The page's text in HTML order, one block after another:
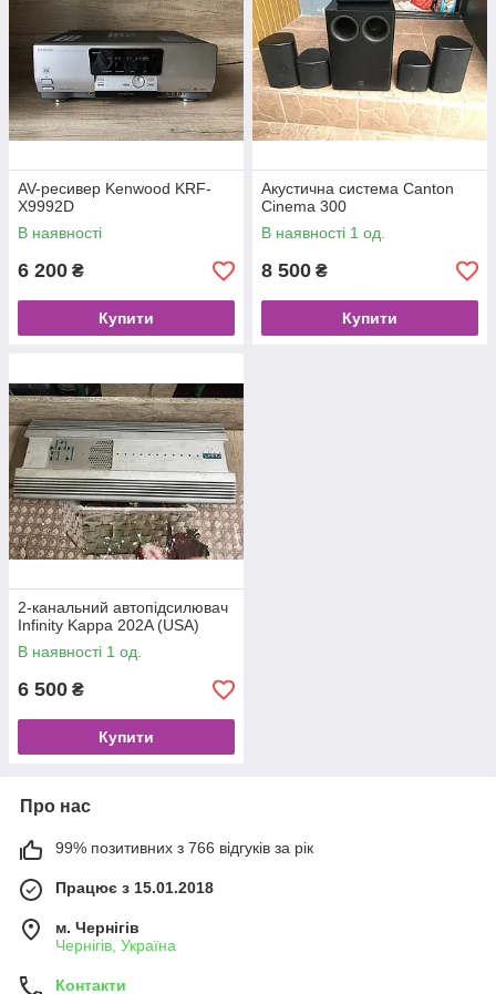
AV-ресивер Kenwood KRF-
X9992D
В наявності
6 200 ₴
Купити
Акустична система Canton
Cinema 300
В наявності 1 од.
8 500 ₴
Купити
2-канальний автопідсилювач
Infinity Kappa 202A (USA)
В наявності 1 од.
6 500 ₴
Купити
Про нас
99% позитивних з 766 відгуків за рік
Працює з 15.01.2018
м. Чернігів
Чернігів, Україна
Контакти